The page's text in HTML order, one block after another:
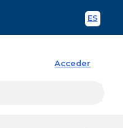
ES
Acceder